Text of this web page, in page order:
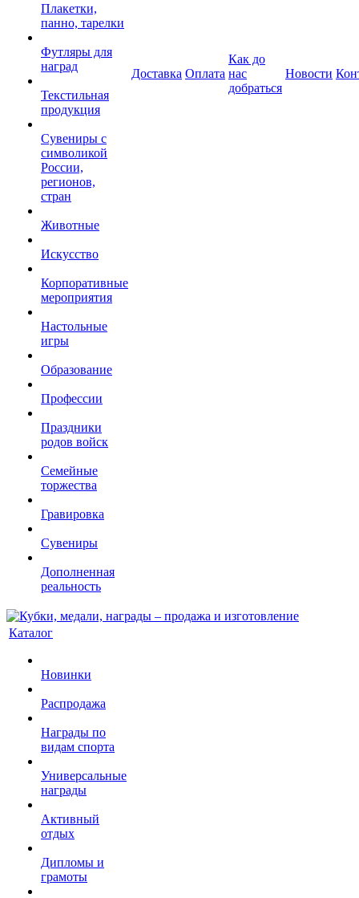
Плакетки,
панно, тарелки
Футляры для
наград
Текстильная
продукция
Сувениры с
символикой
России,
регионов,
стран
Животные
Искусство
Корпоративные
мероприятия
Настольные
игры
Образование
Профессии
Праздники
родов войск
Семейные
торжества
Гравировка
Сувениры
Дополненная
реальность
Доставка Оплата
Как до
нас
добраться
Новости
Каталог
Новинки
Распродажа
Награды по
видам спорта
Универсальные
награды
Активный
отдых
Дипломы и
грамоты